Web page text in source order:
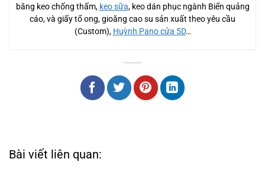
băng keo chống thấm, keo sữa, keo dán phục ngành Biển quảng
cáo, và giấy tổ ong, gioăng cao su sản xuất theo yêu cầu
(Custom), Huỳnh Pano cửa 5D…
Bài viết liên quan: